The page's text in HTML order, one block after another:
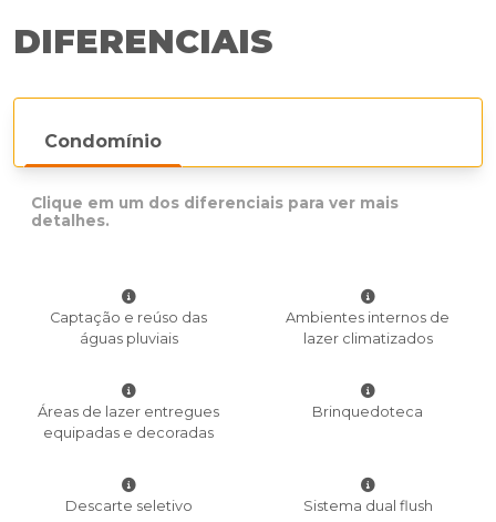
DIFERENCIAIS
Condomínio
Clique em um dos diferenciais para ver mais
detalhes.
Captação e reúso das
águas pluviais
Ambientes internos de
lazer climatizados
Áreas de lazer entregues
equipadas e decoradas
Brinquedoteca
Descarte seletivo Sistema dual flush